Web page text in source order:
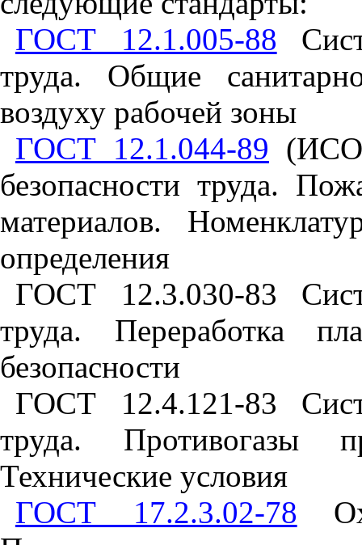
ГОСТ 12.1.005-88
труда. Общие
воздуху рабочей зоны
ГОСТ 12.1.044-89 (ИСО
безопасности труда.
материалов.
определения
ГОСТ 12.3.030-83
труда. Переработка
безопасности
ГОСТ 12.4.121-83
труда. Противогазы
Технические условия
ГОСТ 17.2.3.02-78